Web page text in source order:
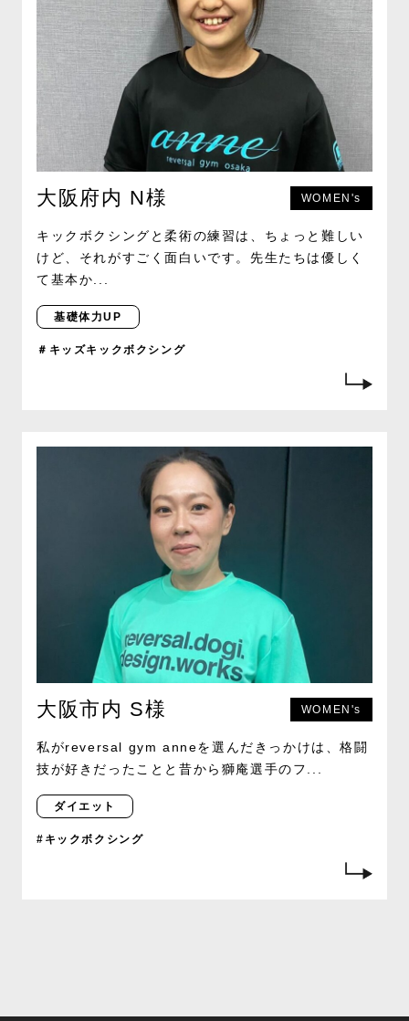
大阪府内 N様 WOMEN's
キックボクシングと柔術の練習は、ちょっと難しい
けど、それがすごく面白いです。先生たちは優しく
て基本か...
基礎体力UP
＃キッズキックボクシング
大阪市内 S様 WOMEN's
私がreversal gym anneを選んだきっかけは、格闘
技が好きだったことと昔から獅庵選手のフ...
ダイエット
#キックボクシング